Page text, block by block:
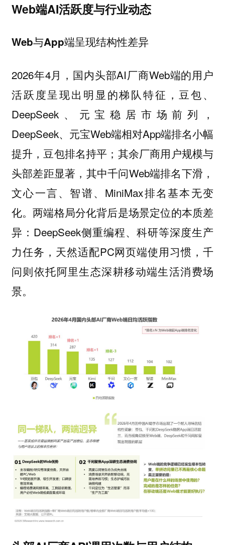
Web端AI活跃度与行业动态
Web与App端呈现结构性差异
2026年4月，国内头部AI厂商Web端的用户
活跃度呈现出明显的梯队特征，豆包、
DeepSeek、元宝稳居市场前列，
DeepSeek、元宝Web端相对App端排名小幅
提升，豆包排名持平；其余厂商用户规模与
头部差距显著，其中千问Web端排名下滑，
文心一言、智谱、MiniMax排名基本无变
化。两端格局分化背后是场景定位的本质差
异：DeepSeek侧重编程、科研等深度生产
力任务，天然适配PC网页端使用习惯，千
问则依托阿里生态深耕移动端生活消费场
景。